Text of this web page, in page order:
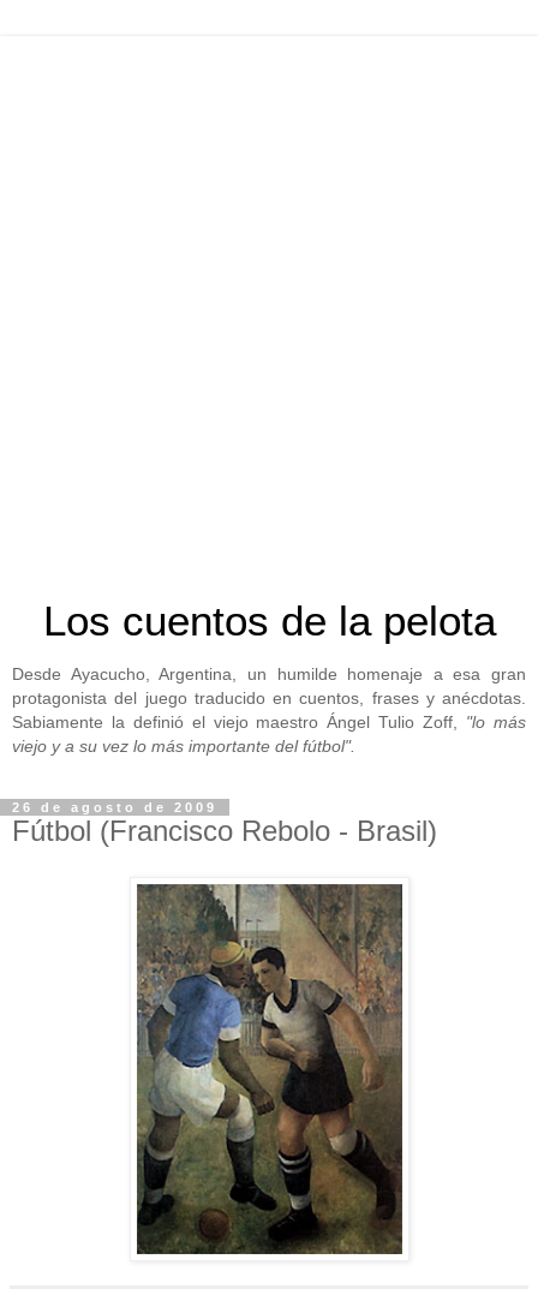
Los cuentos de la pelota
Desde Ayacucho, Argentina, un humilde homenaje a esa gran
protagonista del juego traducido en cuentos, frases y anécdotas.
Sabiamente la definió el viejo maestro Ángel Tulio Zoff, "lo más
viejo y a su vez lo más importante del fútbol".
26 de agosto de 2009
Fútbol (Francisco Rebolo - Brasil)